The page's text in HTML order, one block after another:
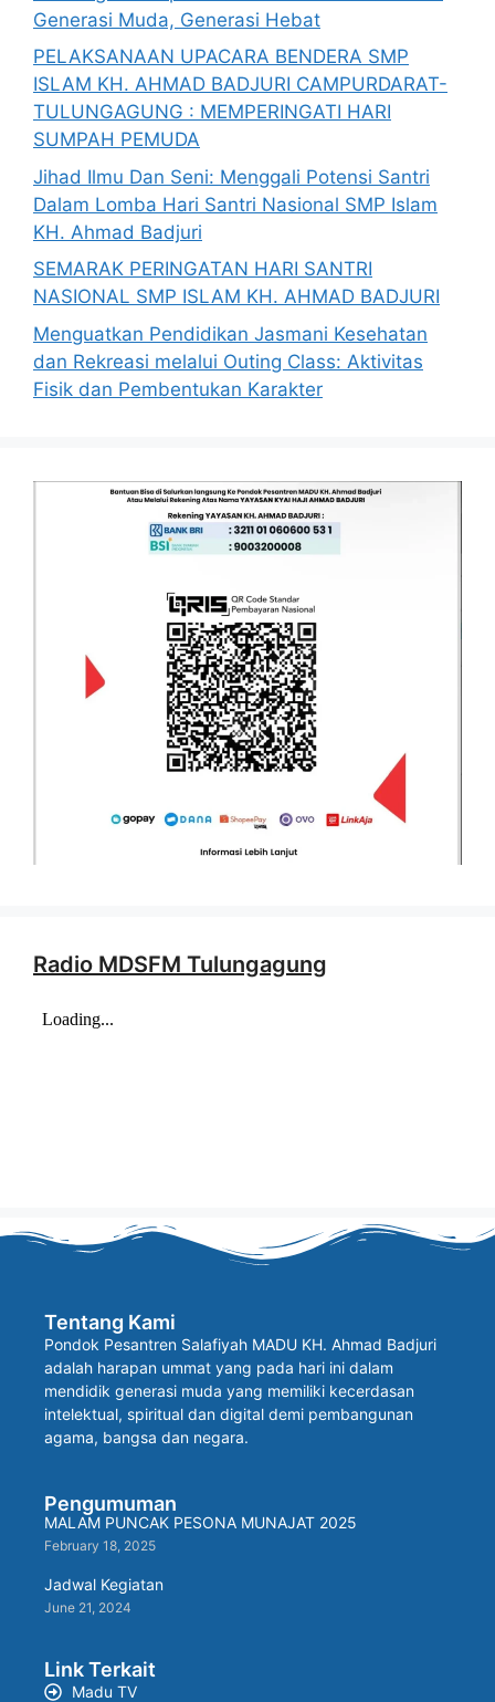
Generasi Muda, Generasi Hebat
PELAKSANAAN UPACARA BENDERA SMP
ISLAM KH. AHMAD BADJURI CAMPURDARAT-
TULUNGAGUNG : MEMPERINGATI HARI
SUMPAH PEMUDA
Jihad Ilmu Dan Seni: Menggali Potensi Santri
Dalam Lomba Hari Santri Nasional SMP Islam
KH. Ahmad Badjuri
SEMARAK PERINGATAN HARI SANTRI
NASIONAL SMP ISLAM KH. AHMAD BADJURI
Menguatkan Pendidikan Jasmani Kesehatan
dan Rekreasi melalui Outing Class: Aktivitas
Fisik dan Pembentukan Karakter
Radio MDSFM Tulungagung
Tentang Kami
Pondok Pesantren Salafiyah MADU KH. Ahmad Badjuri
adalah harapan ummat yang pada hari ini dalam
mendidik generasi muda yang memiliki kecerdasan
intelektual, spiritual dan digital demi pembangunan
agama, bangsa dan negara.
Pengumuman
MALAM PUNCAK PESONA MUNAJAT 2025
February 18, 2025
Jadwal Kegiatan
June 21, 2024
Link Terkait
Madu TV